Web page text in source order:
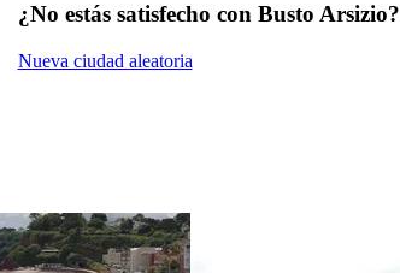
¿No estás satisfecho con Busto
Nueva ciudad aleatoria